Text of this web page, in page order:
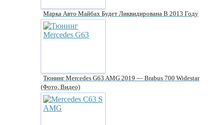
Марка Авто Майбах Будет Ликвидирована В 2013 Году
Тюнинг Mercedes G63 AMG 2019 — Brabus 700 Widestar
(фото, Видео)